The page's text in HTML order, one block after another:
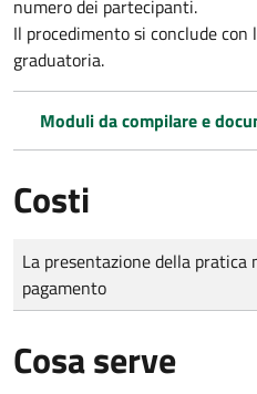
numero dei partecipanti.
Il procedimento si conclude
graduatoria.
Moduli da compilare e
Costi
Tipo di pagamento
Importo
La presentazione della pratica
pagamento
Cosa serve